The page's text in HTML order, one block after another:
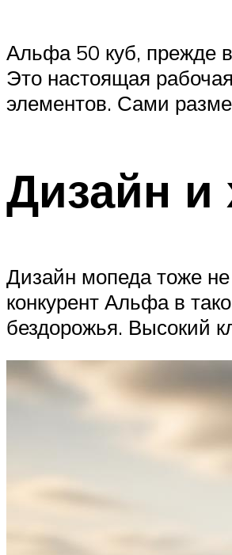
Альфа 50 куб, прежде
Это настоящая
элементов. Сами
Дизайн и
Дизайн мопеда тоже
конкурент Альфа в
бездорожья. Высокий